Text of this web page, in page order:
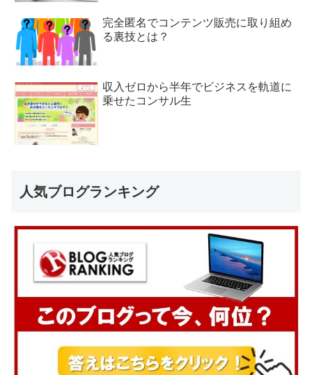
完全匿名でコンテンツ販売に取り組め
る裏技とは？
収入ゼロから半年でビジネスを軌道に
乗せたコンサル生
人気ブログランキング